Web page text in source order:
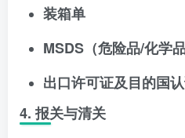
装箱单
MSDS（危险品/化学品
出口许可证及目的国
4. 报关与清关